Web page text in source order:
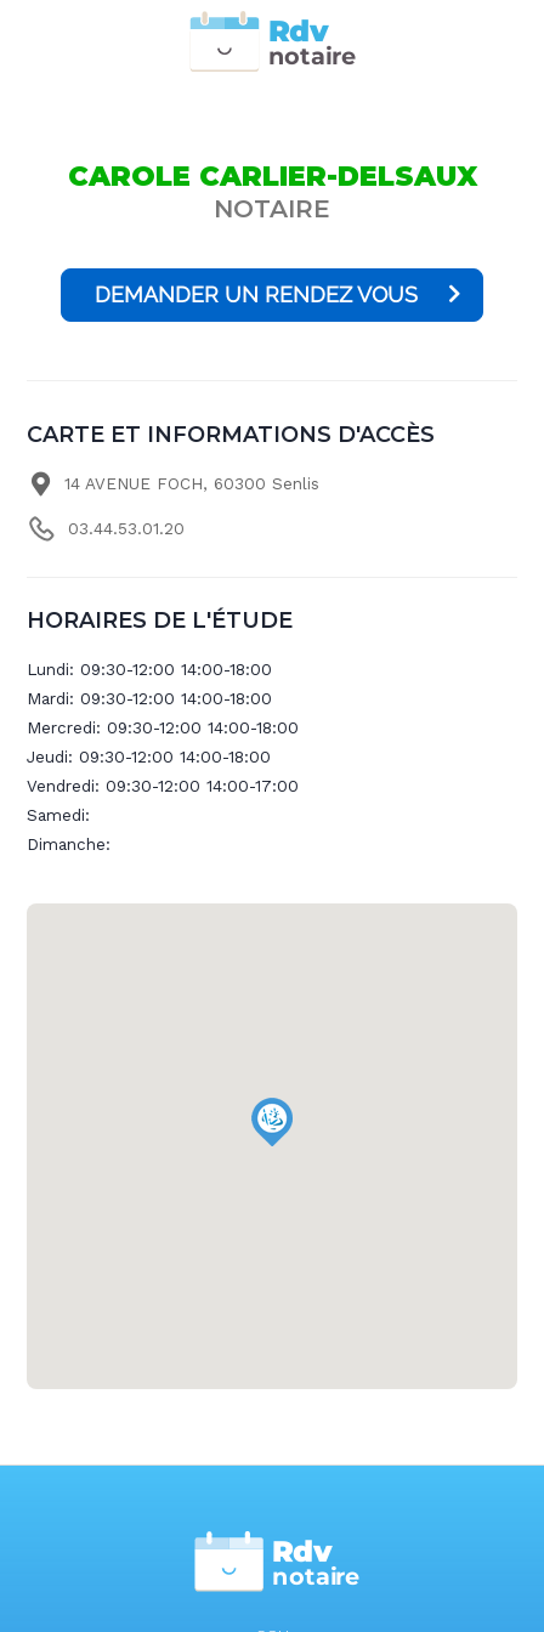
notaire
Rdv
CAROLE CARLIER-DELSAUX
NOTAIRE
DEMANDER UN RENDEZ VOUS
CARTE ET INFORMATIONS D'ACCÈS
14 AVENUE FOCH, 60300 Senlis
03.44.53.01.20
HORAIRES DE L'ÉTUDE
Lundi:09:30-12:00 14:00-18:00
Mardi:09:30-12:00 14:00-18:00
Mercredi:09:30-12:00 14:00-18:00
Jeudi:09:30-12:00 14:00-18:00
Vendredi:09:30-12:00 14:00-17:00
Samedi:
Dimanche:
notaire
Rdv